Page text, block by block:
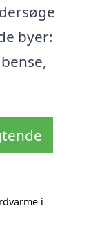
byer:
i